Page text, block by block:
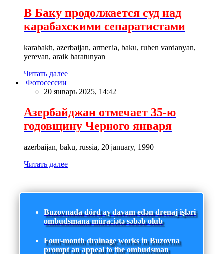
В Баку продолжается суд над
карабахскими сепаратистами
karabakh, azerbaijan, armenia, baku, ruben vardanyan,
yerevan, araik haratunyan
Читать далее
Фотосессии
20 январь 2025, 14:42
Азербайджан отмечает 35-ю
годовщину Черного января
azerbaijan, baku, russia, 20 january, 1990
Читать далее
Buzovnada dörd ay davam edən drenaj işləri
ombudsmana müraciətə səbəb olub
Four-month drainage works in Buzovna
prompt an appeal to the ombudsman